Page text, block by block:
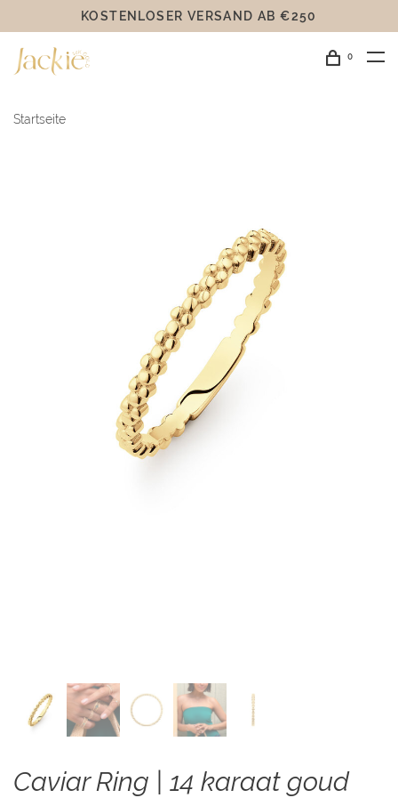
KOSTENLOSER VERSAND AB €250
0
Startseite
Caviar Ring | 14 karaat goud